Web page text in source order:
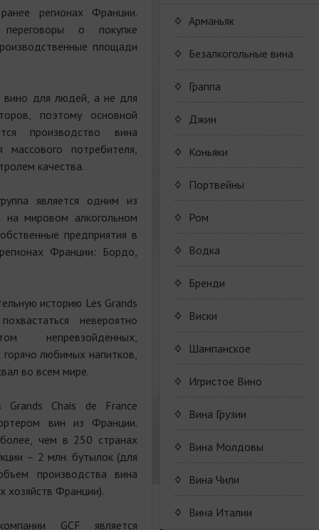
регионах Франции.
о покупке
площади
вино для людей, а не для
поэтому основной
производство вина
массового потребителя,
качества.
является одним из
на мировом алкогольном
предприятия в
Франции: Бордо,
историю Les Grands
невероятно
непревзойденных,
любимых напитков,
во всем мире.
Grands Chais de France
вин из Франции.
чем в 250 странах
– 2 млн. бутылок (для
производства вина
хозяйств Франции).
GСF является
Арманьяк
Безалкогольные вина
JP. Chenet Alcohol Free
Серия вин JP. Chenet
Arthur Merz Alcohol Free
Серия вин Arthur Metz
Appalina Alcohol Free
Серия вин Appalina
Alcohol Free
Граппа
Джин
Коньяки
Коньячный Дом Camus
Коньяк Camus
Портвейны
Porto Valdouro
Серия портвейнов
Ром
NavyIsland Rum
Ром серии Navy Island
Водка
Бренди
JP. Chenet Brandy
JP. Chenet Brandy
Виски
Шампанское
Champagne Drappier
Шампанское Drappier
Шампанское Drappier
Nature
Игристое Вино
JP. Chenet Sparkling
Серия JP. Chenet
Edition
Raventos i Blanc
Вина серии Raventos i
Marcel Cabelier
Marcel Cabelier
Ruggeri & C.S.p.a.
Вина Грузии
Shumi
Вино
контролируемое по
Вина Молдовы
Вина Чили
Вина Италии